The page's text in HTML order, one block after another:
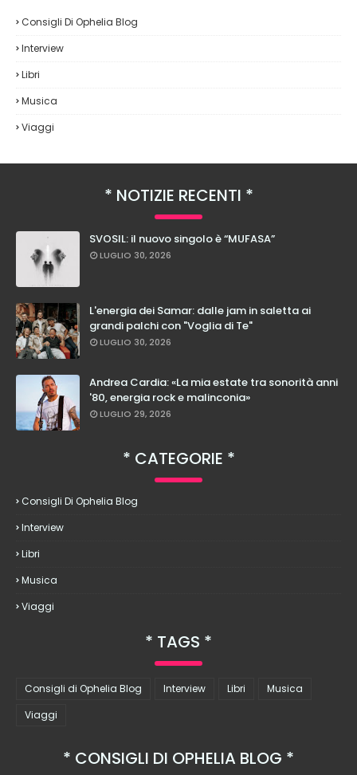
Consigli Di Ophelia Blog
Interview
Libri
Musica
Viaggi
NOTIZIE RECENTI
SVOSIL: il nuovo singolo è “MUFASA”
LUGLIO 30, 2026
L'energia dei Samar: dalle jam in saletta ai
grandi palchi con "Voglia di Te"
LUGLIO 30, 2026
Andrea Cardia: «La mia estate tra sonorità anni
'80, energia rock e malinconia»
LUGLIO 29, 2026
CATEGORIE
Consigli Di Ophelia Blog
Interview
Libri
Musica
Viaggi
TAGS
Consigli di Ophelia Blog Interview Libri
Musica
Viaggi
CONSIGLI DI OPHELIA BLOG